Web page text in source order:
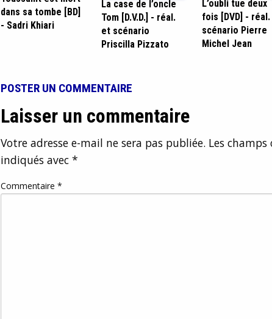
dans sa tombe [BD]
- Sadri Khiari
La case de l’oncle
Tom [D.V.D.] - réal.
et scénario
Priscilla Pizzato
L’oubli tue deux
fois [DVD] -
scénario Pierre
Michel Jean
POSTER UN COMMENTAIRE
Laisser un commentaire
Votre adresse e-mail ne sera pas publiée. Les
indiqués avec *
Commentaire *